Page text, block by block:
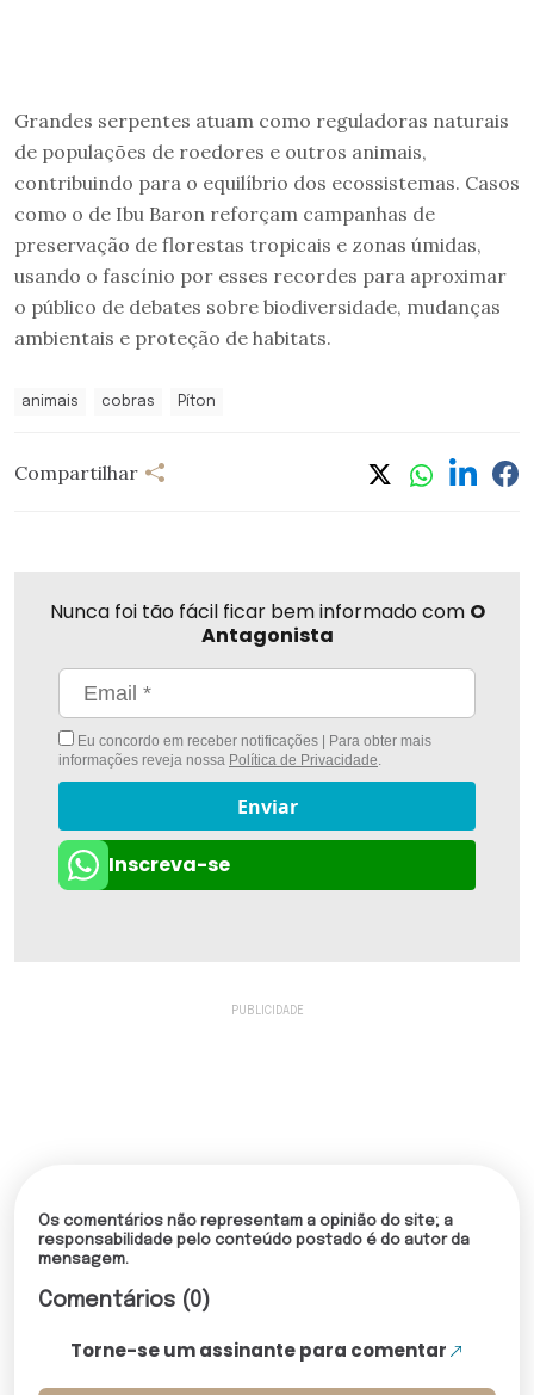
Grandes serpentes atuam como reguladoras naturais
de populações de roedores e outros animais,
contribuindo para o equilíbrio dos ecossistemas. Casos
como o de Ibu Baron reforçam campanhas de
preservação de florestas tropicais e zonas úmidas,
usando o fascínio por esses recordes para aproximar
o público de debates sobre biodiversidade, mudanças
ambientais e proteção de habitats.
animais cobras Píton
Compartilhar
Nunca foi tão fácil ficar bem informado com O
Antagonista
Eu concordo em receber notificações | Para obter mais
informações reveja nossa Política de Privacidade.
Enviar
Inscreva-se
Os comentários não representam a opinião do site; a
responsabilidade pelo conteúdo postado é do autor da
mensagem.
Comentários (0)
Torne-se um assinante para comentar